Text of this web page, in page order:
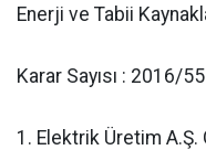
Enerji ve Tabii
Karar Sayısı : 2016/
1. Elektrik Üretim A.Ş.